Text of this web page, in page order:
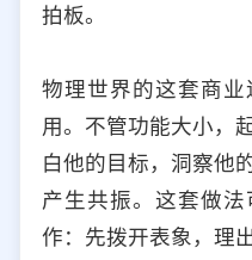
拍板。
物理世界的这套商
用。不管功能大小，
白他的目标，洞察他
产生共振。这套做
作：先拨开表象，理